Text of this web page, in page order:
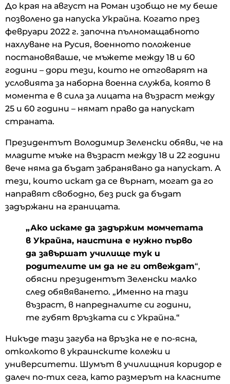
До края на август на Роман изобщо не му беше
позволено да напуска Украйна. Когато през
февруари 2022 г. започна пълномащабното
нахлуване на Русия, военното положение
постановяваше, че мъжете между 18 и 60
години – дори тези, които не отговарят на
условията за наборна военна служба, която в
момента е в сила за лицата на възраст между
25 и 60 години – нямат право да напускат
страната.
Президентът Володимир Зеленски обяви, че на
младите мъже на възраст между 18 и 22 години
вече няма да бъдат забранявано да напускат. А
тези, които искат да се върнат, могат да го
направят свободно, без риск да бъдат
задържани на границата.
„Ако искаме да задържим момчетата
в Украйна, наистина е нужно първо
да завършат училище тук и
родителите им да не ги отвеждат“,
обясни президентът Зеленски малко
след обявяването. „Именно на тази
възраст, в напредналите си години,
те губят връзката си с Украйна.“
Никъде тази загуба на връзка не е по-ясна,
отколкото в украинските колежи и
университети. Шумът в училищния коридор е
далеч по-тих сега, като размерът на класните